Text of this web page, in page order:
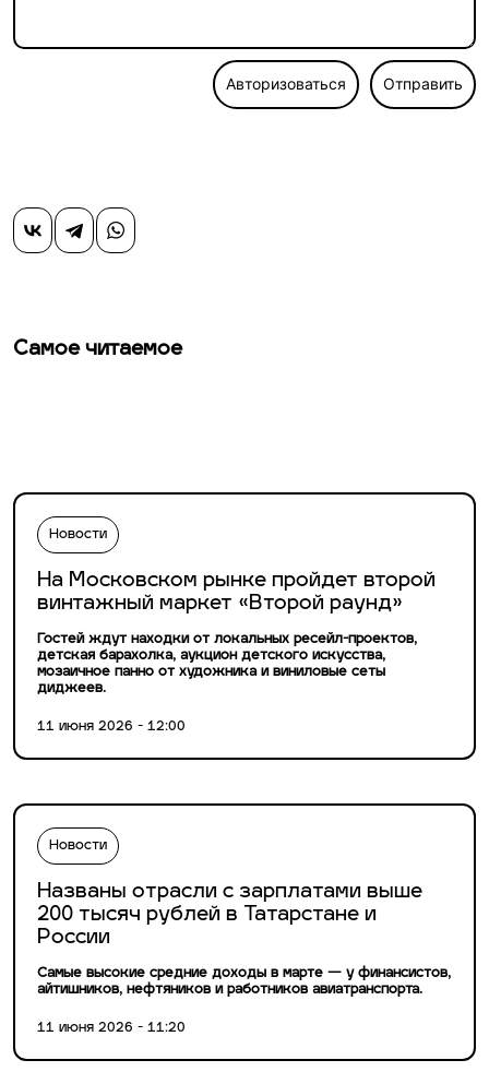
Авторизоваться Отправить
Самое читаемое
Новости
На Московском рынке пройдет второй
винтажный маркет «Второй раунд»
Гостей ждут находки от локальных ресейл-проектов,
детская барахолка, аукцион детского искусства,
мозаичное панно от художника и виниловые сеты
диджеев.
11 июня 2026 - 12:00
Новости
Названы отрасли с зарплатами выше
200 тысяч рублей в Татарстане и
России
Самые высокие средние доходы в марте — у финансистов,
айтишников, нефтяников и работников авиатранспорта.
11 июня 2026 - 11:20